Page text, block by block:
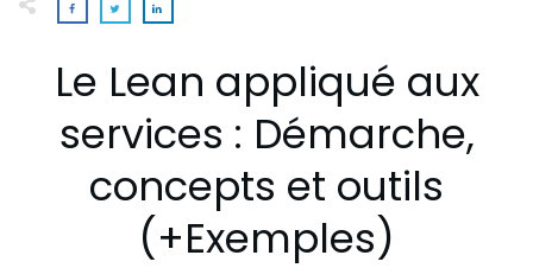
Le Lean appliqué aux
services : Démarche,
concepts et outils
(+Exemples)